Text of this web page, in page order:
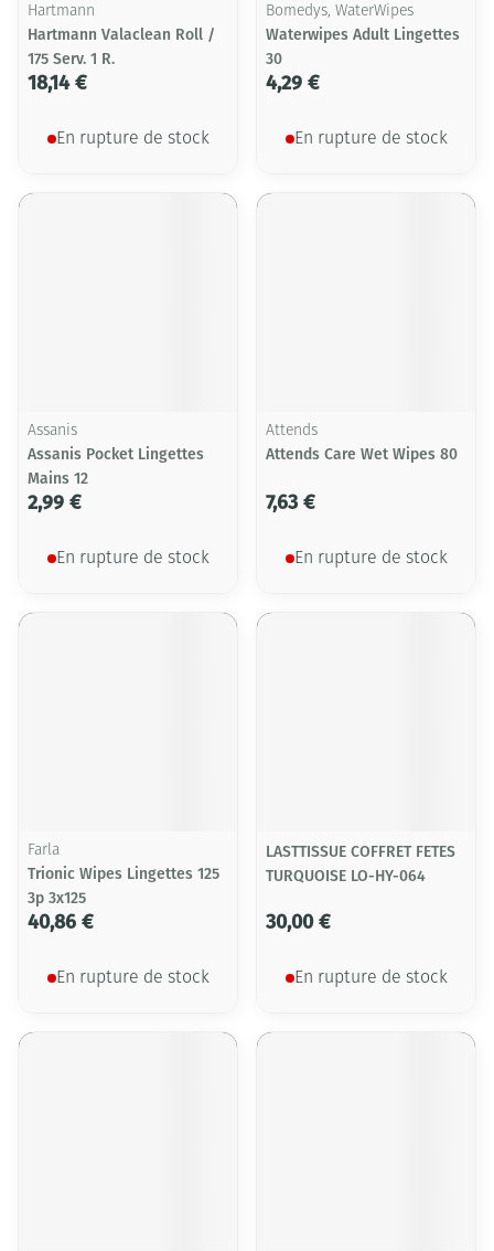
Hartmann
Hartmann Valaclean Roll /
175 Serv. 1 R.
18,14 €
En rupture de stock
Bomedys, WaterWipes
Waterwipes Adult Lingettes
30
4,29 €
En rupture de stock
Assanis
Assanis Pocket Lingettes
Mains 12
2,99 €
En rupture de stock
Attends
Attends Care Wet Wipes 80
7,63 €
En rupture de stock
Farla
Trionic Wipes Lingettes 125
3p 3x125
40,86 €
En rupture de stock
LASTTISSUE COFFRET FETES
TURQUOISE LO-HY-064
30,00 €
En rupture de stock